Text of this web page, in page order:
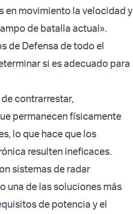
en movimiento la velocidad y
de batalla actual».
de Defensa de todo el
si es adecuado para
contrarrestar,
permanecen físicamente
lo que hace que los
resulten ineficaces.
sistemas de radar
una de las soluciones más
de potencia y el